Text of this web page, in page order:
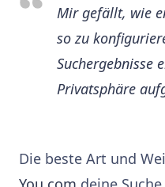
Mir gefällt, wie
so zu
Suchergebnisse
Privatsphäre
Die beste Art und